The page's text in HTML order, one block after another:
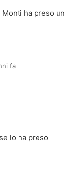
ha preso un
fa
lo ha preso